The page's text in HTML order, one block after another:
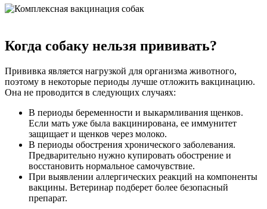
Когда собаку нельзя прививать?
Прививка является нагрузкой для организма животного,
поэтому в некоторые периоды лучше отложить вакцинацию.
Она не проводится в следующих случаях:
В периоды беременности и выкармливания щенков.
Если мать уже была вакцинирована, ее иммунитет
защищает и щенков через молоко.
В периоды обострения хронического заболевания.
Предварительно нужно купировать обострение и
восстановить нормальное самочувствие.
При выявлении аллергических реакций на компоненты
вакцины. Ветеринар подберет более безопасный
препарат.